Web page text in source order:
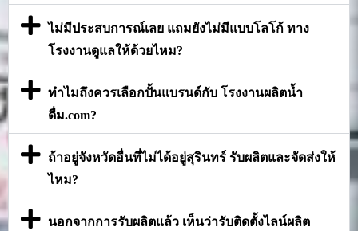
ไม่มีประสบการณ์เลย แถมยังไม่มีแบบโลโก้ ทาง
โรงงานดูแลให้ด้วยไหม?
ทำไมถึงควรเลือกปั้นแบรนด์กับ โรงงานผลิตน้ำ
ดื่ม.com?
ถ้าอยู่จังหวัดอื่นที่ไม่ได้อยู่สุรินทร์ รับผลิตและจัดส่งให้
ไหม?
นอกจากการรับผลิตแล้ว เห็นว่ารับติดตั้งไลน์ผลิต